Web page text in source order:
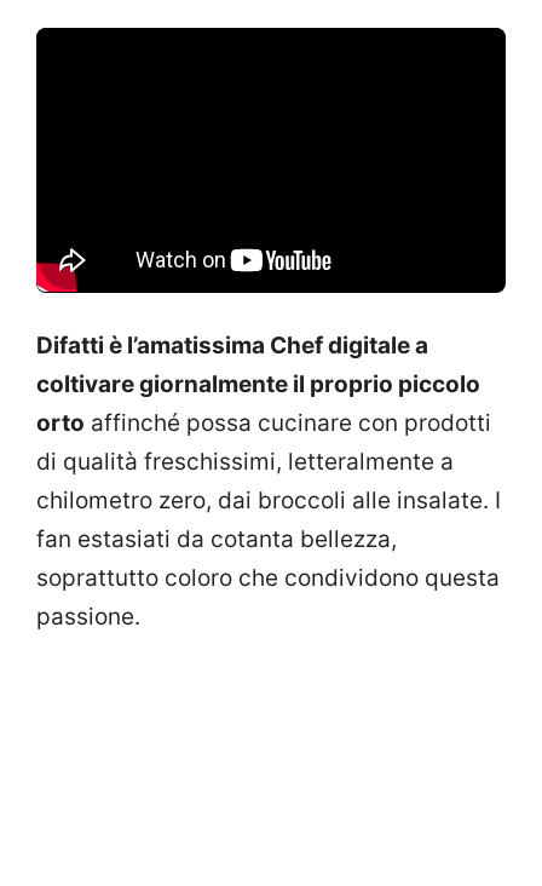
Difatti è l’amatissima Chef digitale a
coltivare giornalmente il proprio piccolo
orto affinché possa cucinare con prodotti
di qualità freschissimi, letteralmente a
chilometro zero, dai broccoli alle insalate. I
fan estasiati da cotanta bellezza,
soprattutto coloro che condividono questa
passione.